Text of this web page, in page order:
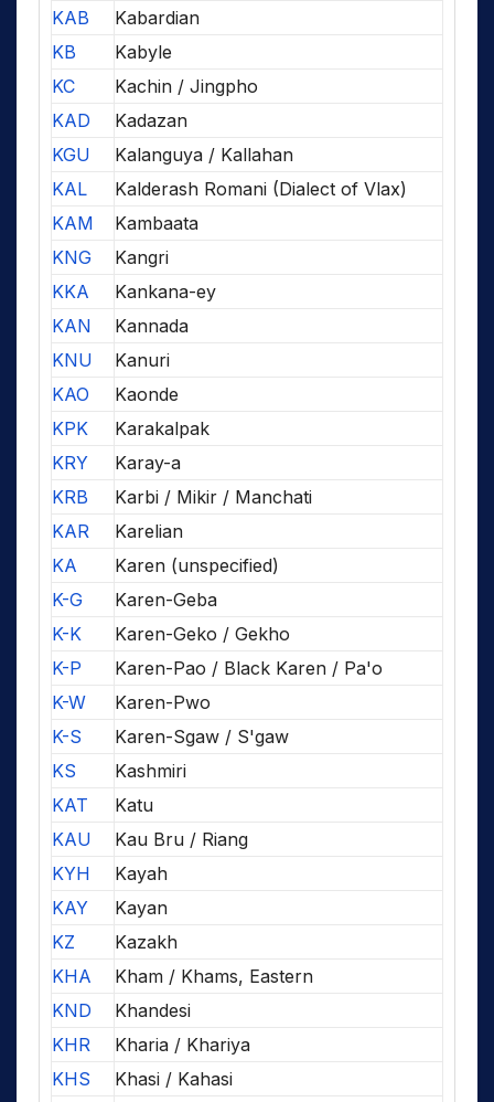
KAB
Kabardian
KB
Kabyle
KC
Kachin / Jingpho
KAD
Kadazan
KGU
Kalanguya / Kallahan
KAL
Kalderash Romani (Dialect of Vlax)
KAM
Kambaata
KNG
Kangri
KKA
Kankana-ey
KAN
Kannada
KNU
Kanuri
KAO
Kaonde
KPK
Karakalpak
KRY
Karay-a
KRB
Karbi / Mikir / Manchati
KAR
Karelian
KA
Karen (unspecified)
K-G
Karen-Geba
K-K
Karen-Geko / Gekho
K-P
Karen-Pao / Black Karen / Pa'o
K-W
Karen-Pwo
K-S
Karen-Sgaw / S'gaw
KS
Kashmiri
KAT
Katu
KAU
Kau Bru / Riang
KYH
Kayah
KAY
Kayan
KZ
Kazakh
KHA
Kham / Khams, Eastern
KND
Khandesi
KHR
Kharia / Khariya
KHS
Khasi / Kahasi